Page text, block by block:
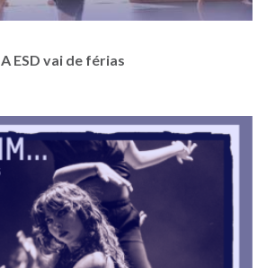
A ESD vai de férias